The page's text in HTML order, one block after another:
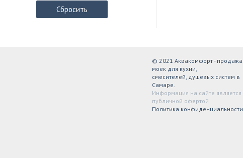
Сбросить
© 2021 Аквакомфорт - продажа
моек для кухни,
смесителей, душевых систем в
Самаре.
Информация на сайте является
публичной офертой
Политика конфиденциальности